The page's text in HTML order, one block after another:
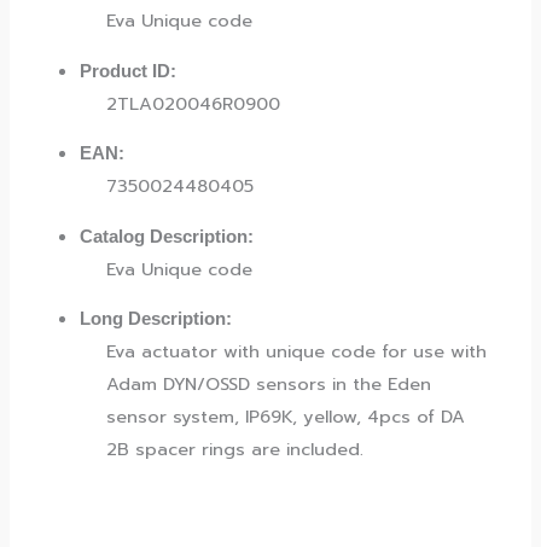
Eva Unique code
Product ID:
2TLA020046R0900
EAN:
7350024480405
Catalog Description:
Eva Unique code
Long Description:
Eva actuator with unique code for use with
Adam DYN/OSSD sensors in the Eden
sensor system, IP69K, yellow, 4pcs of DA
2B spacer rings are included.